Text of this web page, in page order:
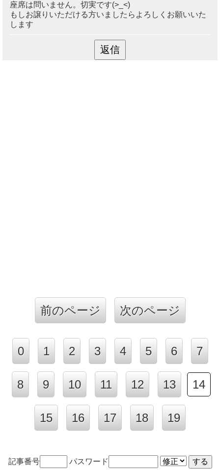
座席は問いません。切実です(>_<)
もしお譲りいただける方いましたらよろしくお願いいた
します
前のページ 次のページ
0 1 2 3 4 5 6 7
8 9 10 11 12 13 14
15 16 17 18 19
記事番号 パスワード